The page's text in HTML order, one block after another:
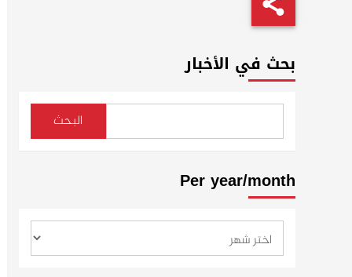
بحث في الأخبار
البحث
Per year/month